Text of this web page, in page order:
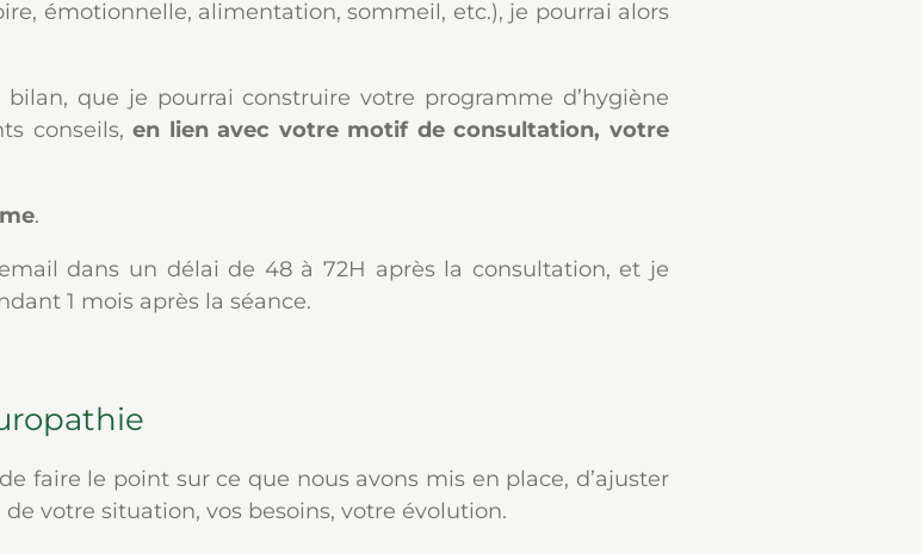
émotionnelle, alimentation, sommeil, etc.), je pourrai alors
que je pourrai construire votre programme d’hygiène
conseils,en lien avec votre motif de consultation, votre
.
dans un délai de 48 à 72H après la consultation, et je
1 mois après la séance.
faire le point sur ce que nous avons mis en place, d’ajuster
votre situation, vos besoins, votre évolution.